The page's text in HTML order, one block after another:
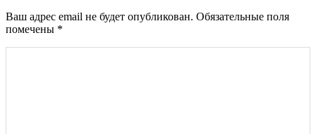
Ваш адрес email не будет опубликован. Обязательные поля
помечены *